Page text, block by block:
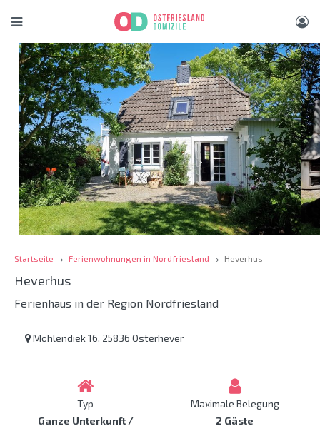
Startseite Ferienwohnungen in Nordfriesland Heverhus
Heverhus
Ferienhaus in der Region Nordfriesland
Möhlendiek 16, 25836 Osterhever
Typ
Ganze Unterkunft /
Maximale Belegung
2 Gäste